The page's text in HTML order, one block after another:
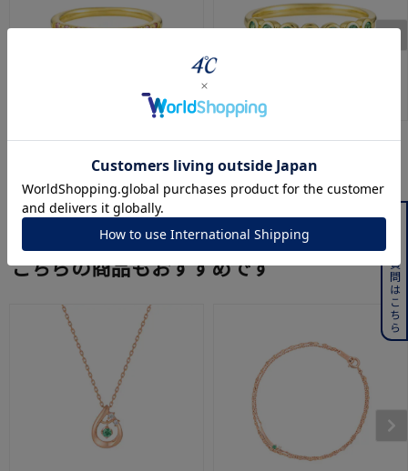
EAUDOUCE４℃
シルバー リング
17,600
EAUDOUCE４℃
シルバー リング
26,400
こちらの商品もおすすめです よくある質問はこちら